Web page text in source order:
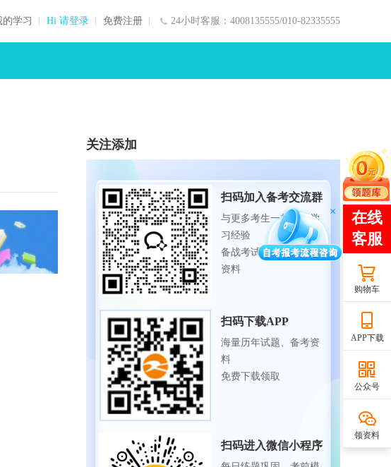
24小时客服：4008135555/010-82335555
的学习 Hi 请登录 免费注册
关注添加
扫码加入备考交流群
与更多考生一起交流学
习经验
备战考试，获取试题及
资料
扫码下载APP
海量历年试题、备考资
料
免费下载领取
扫码进入微信小程序
购物车
APP下载
公众号
领资料